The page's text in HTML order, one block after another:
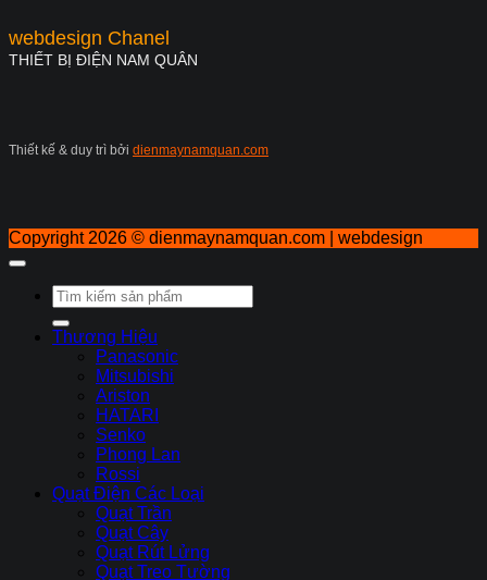
webdesign Chanel
THIẾT BỊ ĐIỆN NAM QUÂN
Thiết kế & duy trì bởi dienmaynamquan.com
Copyright 2026 © dienmaynamquan.com | webdesign
Tìm
kiếm:
Thương Hiệu
Panasonic
Mitsubishi
Ariston
HATARI
Senko
Phong Lan
Rossi
Quạt Điện Các Loại
Quạt Trần
Quạt Cây
Quạt Rút Lửng
Quạt Treo Tường